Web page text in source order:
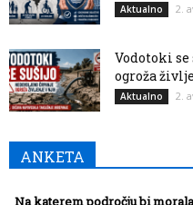
Aktualno 2.
Vodotoki se
ogroža
Aktualno 2.
ANKETA
Na katerem področju bi